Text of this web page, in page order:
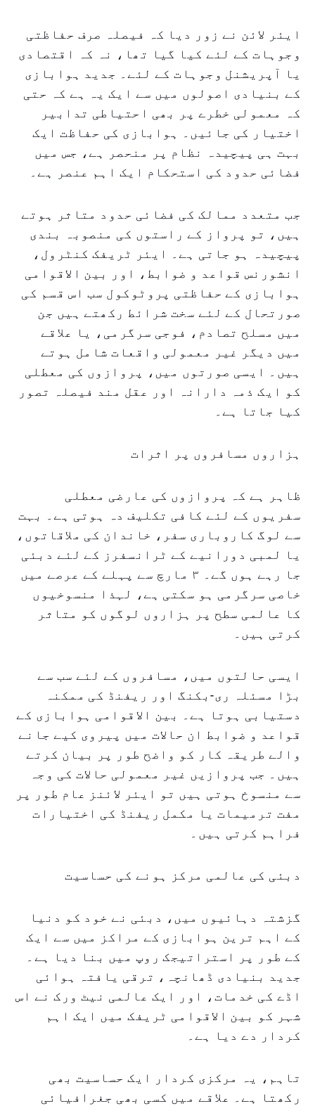
ایئر لائن نے زور دیا کہ فیصلہ صرف حفاظتی
وجوہات کے لئے کیا گیا تھا، نہ کہ اقتصادی
یا آپریشنل وجوہات کے لئے۔ جدید ہوابازی
کے بنیادی اصولوں میں سے ایک یہ ہے کہ حتی
کہ معمولی خطرے پر بھی احتیاطی تدابیر
اختیار کی جائیں۔ ہوابازی کی حفاظت ایک
بہت ہی پیچیدہ نظام پر منحصر ہے، جس میں
فضائی حدود کی استحکام ایک اہم عنصر ہے۔
جب متعدد ممالک کی فضائی حدود متاثر ہوتے
ہیں، تو پرواز کے راستوں کی منصوبہ بندی
پیچیدہ ہو جاتی ہے۔ ایئر ٹریفک کنٹرول،
انشورنس قواعد و ضوابط، اور بین الاقوامی
ہوابازی کے حفاظتی پروٹوکول سب اس قسم کی
صورتحال کے لئے سخت شرائط رکھتے ہیں جن
میں مسلح تصادم، فوجی سرگرمی، یا علاقے
میں دیگر غیر معمولی واقعات شامل ہوتے
ہیں۔ ایسی صورتوں میں، پروازوں کی معطلی
کو ایک ذمہ دارانہ اور عقل مند فیصلہ تصور
کیا جاتا ہے۔
ہزاروں مسافروں پر اثرات
ظاہر ہے کہ پروازوں کی عارضی معطلی
سفریوں کے لئے کافی تکلیف دہ ہوتی ہے۔ بہت
سے لوگ کاروباری سفر، خاندان کی ملاقاتوں،
یا لمبی دورانیے کے ٹرانسفرز کے لئے دبئی
جا رہے ہوں گے۔ ۳ مارچ سے پہلے کے عرصے میں
خاصی سرگرمی ہو سکتی ہے، لہذا منسوخیوں
کا عالمی سطح پر ہزاروں لوگوں کو متاثر
کرتی ہیں۔
ایسی حالتوں میں، مسافروں کے لئے سب سے
بڑا مسئلہ ری-بکنگ اور ریفنڈ کی ممکنہ
دستیابی ہوتا ہے۔ بین الاقوامی ہوابازی کے
قواعد و ضوابط ان حالات میں پیروی کیے جانے
والے طریقہ کار کو واضح طور پر بیان کرتے
ہیں۔ جب پروازیں غیر معمولی حالات کی وجہ
سے منسوخ ہوتی ہیں تو ایئر لائنز عام طور پر
مفت ترمیمات یا مکمل ریفنڈ کی اختیارات
فراہم کرتی ہیں۔
دبئی کی عالمی مرکز ہونے کی حساسیت
گزشتہ دہائیوں میں، دبئی نے خود کو دنیا
کے اہم ترین ہوابازی کے مراکز میں سے ایک
کے طور پر استراتیجک روپ میں بنا دیا ہے۔
جدید بنیادی ڈھانچہ، ترقی یافتہ ہوائی
اڈے کی خدمات، اور ایک عالمی نیٹ ورک نے اس
شہر کو بین الاقوامی ٹریفک میں ایک اہم
کردار دے دیا ہے۔
تاہم، یہ مرکزی کردار ایک حساسیت بھی
رکھتا ہے۔ علاقے میں کسی بھی جغرافیائی